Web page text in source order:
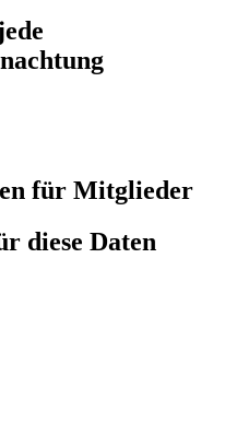
für Mitglieder
diese Daten